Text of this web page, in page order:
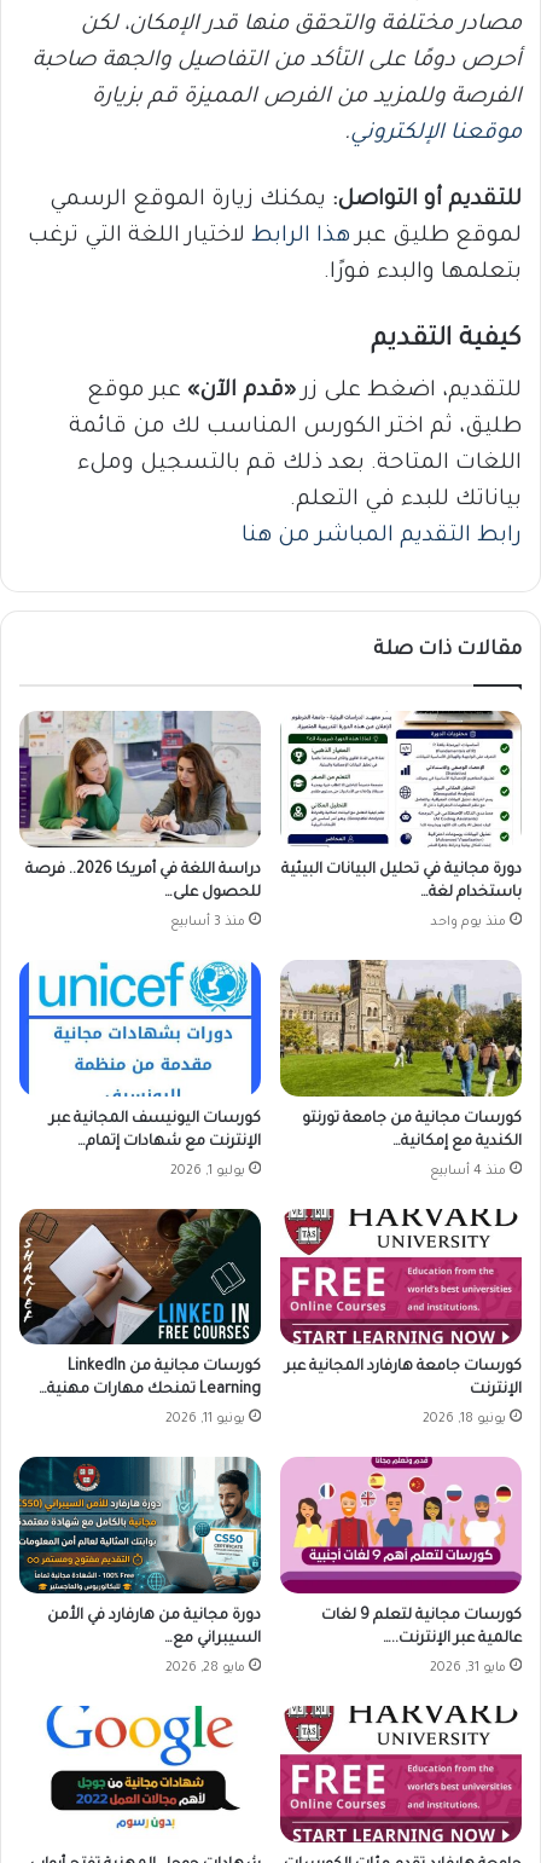
مصادر مختلفة والتحقق منها قدر الإمكان، لكن
أحرص دومًا على التأكد من التفاصيل والجهة صاحبة
الفرصة وللمزيد من الفرص المميزة قم بزيارة
موقعنا الإلكتروني.
للتقديم أو التواصل: يمكنك زيارة الموقع الرسمي
لموقع طليق عبر هذا الرابط لاختيار اللغة التي ترغب
بتعلمها والبدء فورًا.
كيفية التقديم
للتقديم، اضغط على زر«قدم الآن» عبر موقع
طليق، ثم اختر الكورس المناسب لك من قائمة
اللغات المتاحة. بعد ذلك قم بالتسجيل وملء
بياناتك للبدء في التعلم.
رابط التقديم المباشر من هنا
مقالات ذات صلة
دورة مجانية في تحليل البيانات البيئية
باستخدام لغة…
منذ يوم واحد
دراسة اللغة في أمريكا 2026.. فرصة
للحصول على…
منذ 3 أسابيع
كورسات مجانية من جامعة تورنتو
الكندية مع إمكانية…
منذ 4 أسابيع
كورسات اليونيسف المجانية عبر
الإنترنت مع شهادات إتمام…
يوليو 1, 2026
كورسات جامعة هارفارد المجانية عبر
الإنترنت
يونيو 18, 2026
كورسات مجانية من LinkedIn
Learning تمنحك مهارات مهنية…
يونيو 11, 2026
كورسات مجانية لتعلم 9 لغات
عالمية عبر الإنترنت..…
مايو 31, 2026
دورة مجانية من هارفارد في الأمن
السيبراني مع…
مايو 28, 2026